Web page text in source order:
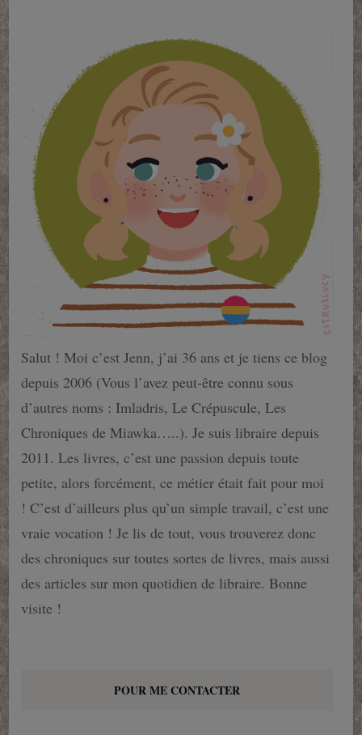
Salut ! Moi c’est Jenn, j’ai 36 ans et je tiens ce blog
depuis 2006 (Vous l’avez peut-être connu sous
d’autres noms : Imladris, Le Crépuscule, Les
Chroniques de Miawka…..). Je suis libraire depuis
2011. Les livres, c’est une passion depuis toute
petite, alors forcément, ce métier était fait pour moi
! C’est d’ailleurs plus qu’un simple travail, c’est une
vraie vocation ! Je lis de tout, vous trouverez donc
des chroniques sur toutes sortes de livres, mais aussi
des articles sur mon quotidien de libraire. Bonne
visite !
POUR ME CONTACTER